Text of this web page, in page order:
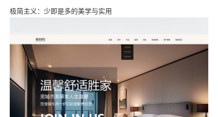
极简主义：少即是多的美学与实用